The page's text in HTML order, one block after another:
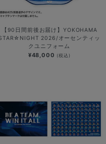
【90日間前後お届け】YOKOHAMA
2026/オーセンティッ
クユニフォーム
¥48,000 (税込)